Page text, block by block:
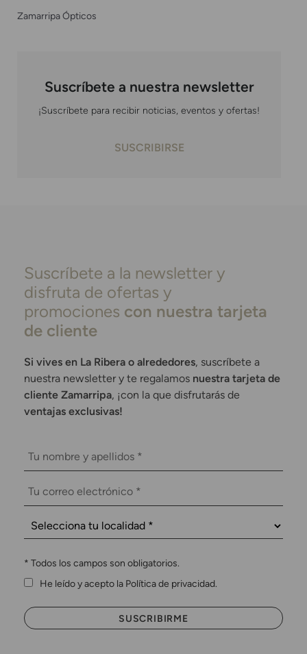
Zamarripa Ópticos
Suscríbete a nuestra newsletter
¡Suscríbete para recibir noticias, eventos y ofertas!
SUSCRIBIRSE
Suscríbete a la newsletter y
disfruta de ofertas y
promociones con nuestra tarjeta
de cliente
Si vives en La Ribera o alrededores, suscríbete a
nuestra newsletter y te regalamos nuestra tarjeta de
cliente Zamarripa, ¡con la que disfrutarás de
ventajas exclusivas!
* Todos los campos son obligatorios.
He leído y acepto la Política de privacidad.